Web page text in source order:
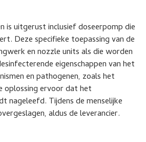
is uitgerust inclusief doseerpomp die
Deze specifieke toepassing van de
en nozzle units als die worden
eigenschappen van het
en pathogenen, zoals het
ervoor dat het
Tijdens de menselijke
aldus de leverancier.